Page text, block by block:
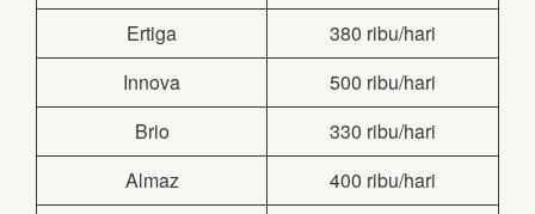
Ertiga
380 ribu/hari
Innova
500 ribu/hari
Brio
330 ribu/hari
Almaz
400 ribu/hari